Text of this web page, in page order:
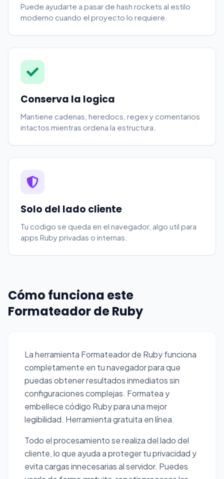
Puede ayudarte a pasar de hash rockets al estilo
moderno cuando el proyecto lo requiere.
Conserva la logica
Mantiene cadenas, heredocs, regex y comentarios
intactos mientras ordena la estructura.
Solo del lado cliente
Tu codigo se queda en el navegador, algo util para
apps Ruby privadas o internas.
Cómo funciona este
Formateador de Ruby
La herramienta Formateador de Ruby funciona
completamente en tu navegador para que
puedas obtener resultados inmediatos sin
configuraciones complejas. Formatea y
embellece código Ruby para una mejor
legibilidad. Herramienta gratuita en línea.
Todo el procesamiento se realiza del lado del
cliente, lo que ayuda a proteger tu privacidad y
evita cargas innecesarias al servidor. Puedes